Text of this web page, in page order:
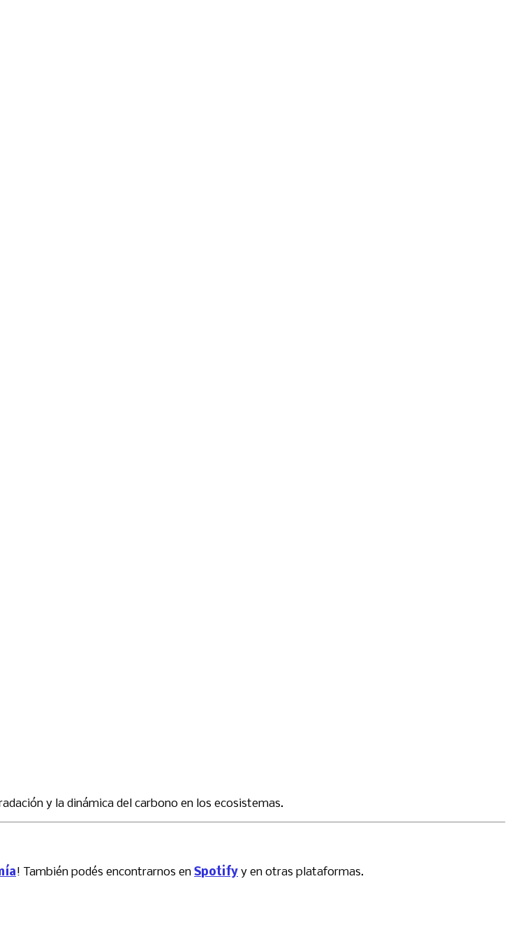
y la dinámica del carbono en los ecosistemas.
! También podés encontrarnos en Spotify y en otras plataformas.